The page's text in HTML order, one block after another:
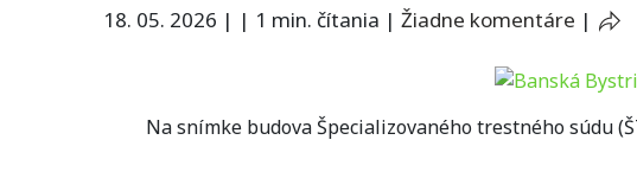
18. 05. 2026 | | 1 min. čítania | Žiadne komentáre |
Na snímke budova Špecializovaného trestného súdu